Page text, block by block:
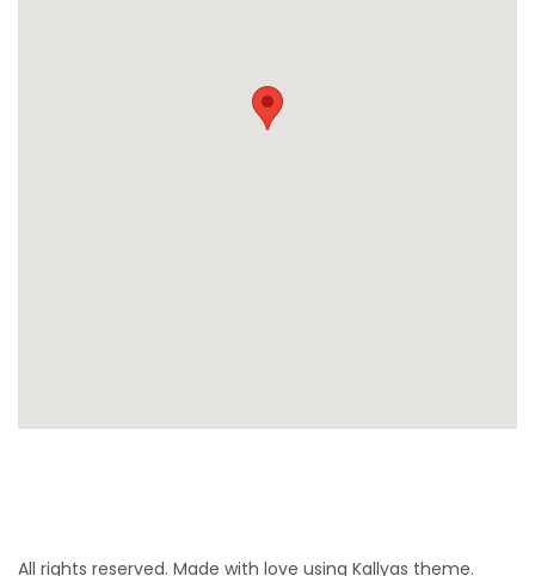
All rights reserved. Made with love using Kallyas theme.